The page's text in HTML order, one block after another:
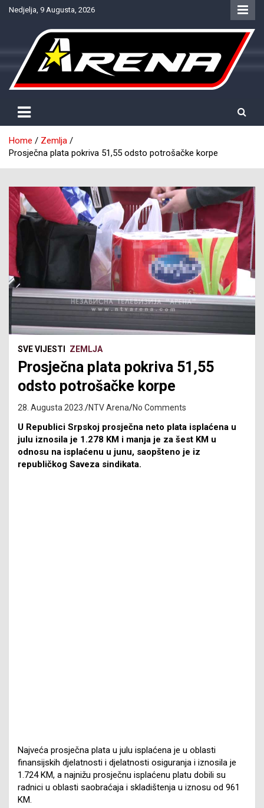
SkipNedjelja, 9 Augusta, 2026
NTV Arena
Home
Zemlja
Prosječna plata pokriva 51,55 odsto potrošačke korpe
SVE VIJESTI ZEMLJA
Prosječna plata pokriva 51,55
odsto potrošačke korpe
28. Augusta 2023. NTV Arena No Comments
U Republici Srpskoj prosječna neto plata isplaćena u
julu iznosila je 1.278 KM i manja je za šest KM u
odnosu na isplaćenu u junu, saopšteno je iz
republičkog Saveza sindikata.
Najveća prosječna plata u julu isplaćena je u oblasti
finansijskih djelatnosti i djelatnosti osiguranja i iznosila je
1.724 KM, a najnižu prosječnu isplaćenu platu dobili su
radnici u oblasti saobraćaja i skladištenja u iznosu od 961
KM.